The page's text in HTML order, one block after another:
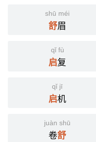
shū méi
舒眉
qǐ fù
启复
qǐ jī
启机
juàn shū
卷舒